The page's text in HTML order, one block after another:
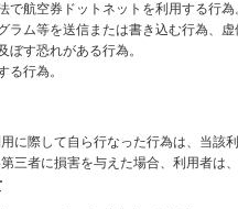
で航空券ドットネットを利用する行為
ラム等を送信または書き込む行為、
ぼす恐れがある行為。
る行為。
に際して自ら行なった行為は、当該
三者に損害を与えた場合、利用者は